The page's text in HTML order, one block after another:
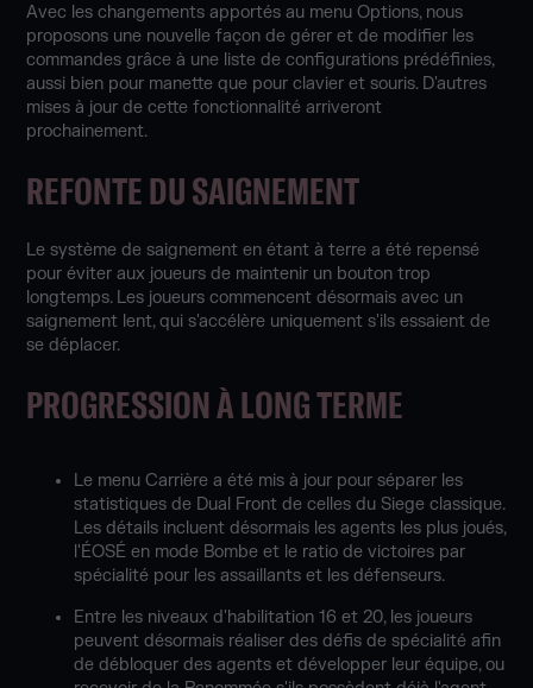
Avec les changements apportés au menu Options, nous
proposons une nouvelle façon de gérer et de modifier les
commandes grâce à une liste de configurations prédéfinies,
aussi bien pour manette que pour clavier et souris. D'autres
mises à jour de cette fonctionnalité arriveront
prochainement.
REFONTE DU SAIGNEMENT
Le système de saignement en étant à terre a été repensé
pour éviter aux joueurs de maintenir un bouton trop
longtemps. Les joueurs commencent désormais avec un
saignement lent, qui s'accélère uniquement s'ils essaient de
se déplacer.
PROGRESSION À LONG TERME
Le menu Carrière a été mis à jour pour séparer les
statistiques de Dual Front de celles du Siege classique.
Les détails incluent désormais les agents les plus joués,
l'ÉOSÉ en mode Bombe et le ratio de victoires par
spécialité pour les assaillants et les défenseurs.
Entre les niveaux d'habilitation 16 et 20, les joueurs
peuvent désormais réaliser des défis de spécialité afin
de débloquer des agents et développer leur équipe, ou